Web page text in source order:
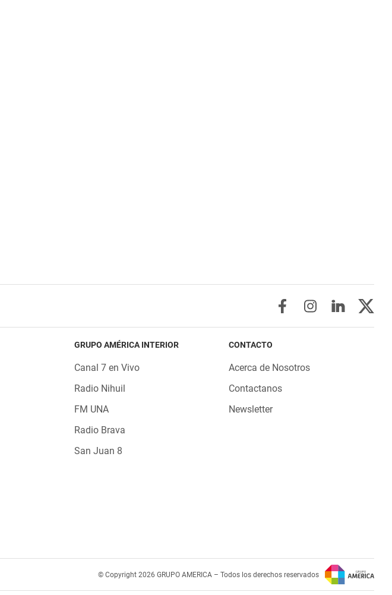
GRUPO AMÉRICA INTERIOR
Canal 7 en Vivo
Radio Nihuil
FM UNA
Radio Brava
San Juan 8
CONTACTO
Acerca de Nosotros
Contactanos
Newsletter
© Copyright 2026 GRUPO AMERICA – Todos los derechos reservados